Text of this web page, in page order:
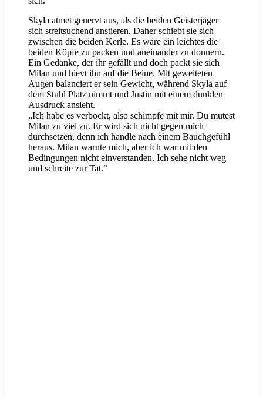
Skyla atmet genervt aus, als die beiden Geisterjäger
sich streitsuchend anstieren. Daher schiebt sie sich
zwischen die beiden Kerle. Es wäre ein leichtes die
beiden Köpfe zu packen und aneinander zu donnern.
Ein Gedanke, der ihr gefällt und doch packt sie sich
Milan und hievt ihn auf die Beine. Mit geweiteten
Augen balanciert er sein Gewicht, während Skyla auf
dem Stuhl Platz nimmt und Justin mit einem dunklen
Ausdruck ansieht.
„Ich habe es verbockt, also schimpfe mit mir. Du mutest
Milan zu viel zu. Er wird sich nicht gegen mich
durchsetzen, denn ich handle nach einem Bauchgefühl
heraus. Milan warnte mich, aber ich war mit den
Bedingungen nicht einverstanden. Ich sehe nicht weg
und schreite zur Tat.“